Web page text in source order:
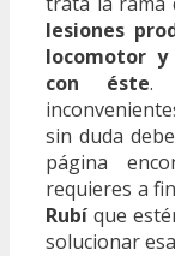
lesiones
locomotor y
con éste.
sin duda
página
requieres a
Rubí que
solucionar